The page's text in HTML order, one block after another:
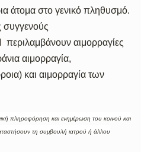
άτομα στο γενικό πληθυσμό.
αιμορραγίες
αιμορραγία,
και αιμορραγία των
πληροφόρηση και ενημέρωση του κοινού και
τη συμβουλή ιατρού ή άλλου